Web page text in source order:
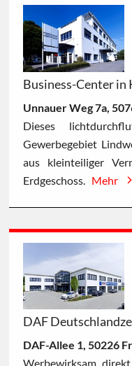
Business-Center
Unnauer Weg 7a,
Dieses
Gewerbegebiet
aus kleinteiliger
Erdgeschoss. Mehr
DAF
DAF-Allee 1, 50226
Werbewirksam